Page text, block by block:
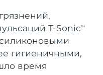
T-SonicTM
гигиеничными,
время
massage
& lips
device
red light therapy
sonic toothbrush
процедуры
NEW
Ожидаемая дата доставки
Ожидаемая дата доставки
12.08.2026